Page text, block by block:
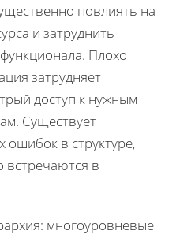
повлиять на
и затруднить
Плохо
затрудняет
доступ к нужным
Существует
ошибок в структуре,
встречаются в
многоуровневые